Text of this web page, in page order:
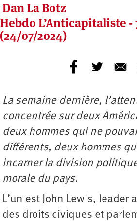
Dan La Botz
Hebdo L’Anticapitaliste -
(24/07/2024)
La semaine dernière,
concentrée sur deux
deux hommes qui ne
différents, deux hommes
incarner la division
morale du pays.
L’un est John Lewis, leader
des droits civiques et